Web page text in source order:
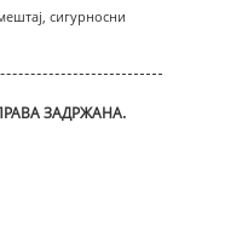
ЗАДРЖАНА.